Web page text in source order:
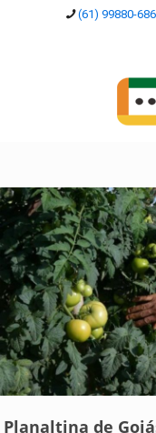
(61) 99880-
Planaltina de